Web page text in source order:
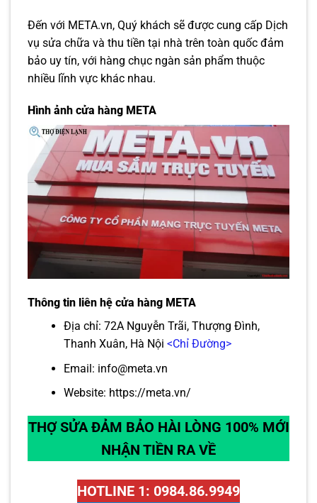
Đến với META.vn, Quý khách sẽ được cung cấp Dịch
vụ sửa chữa và thu tiền tại nhà trên toàn quốc đảm
bảo uy tín, với hàng chục ngàn sản phẩm thuộc
nhiều lĩnh vực khác nhau.
Hình ảnh cửa hàng META
Thông tin liên hệ cửa hàng META
Địa chỉ: 72A Nguyễn Trãi, Thượng Đình,
Thanh Xuân, Hà Nội <Chỉ Đường>
Email: info@meta.vn
Website: https://meta.vn/
THỢ SỬA ĐẢM BẢO HÀI LÒNG 100% MỚI
NHẬN TIỀN RA VỀ
HOTLINE 1: 0984.86.9949